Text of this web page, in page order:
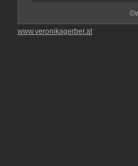
www.veronikagerber.at